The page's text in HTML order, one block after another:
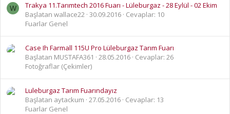
W
Trakya 11.Tarımtech 2016 Fuarı - Lüleburgaz - 28 Eylül - 02 Ekim
Başlatan wallace22 30.09.2016 Cevaplar: 10
Fuarlar Genel
Case Ih Farmall 115U Pro Lüleburgaz Tarım Fuarı
Başlatan MUSTAFA361
28.05.2016 Cevaplar: 26
Fotoğraflar (Çekimler)
Luleburgaz Tarım Fuarındayız
Başlatan aytackum
27.05.2016 Cevaplar: 13
Fuarlar Genel